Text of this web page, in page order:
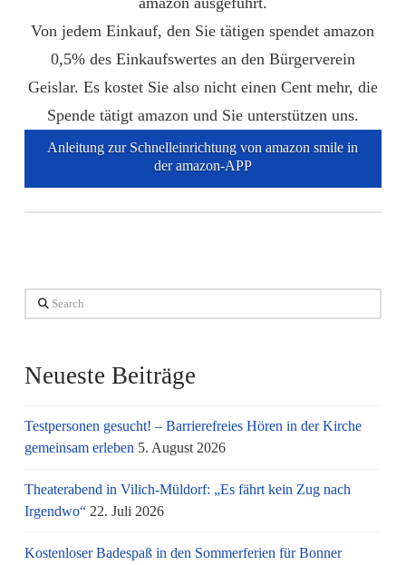
Von jedem Einkauf, den Sie tätigen spendet amazon
0,5% des Einkaufswertes an den Bürgerverein
Geislar. Es kostet Sie also nicht einen Cent mehr, die
Spende tätigt amazon und Sie unterstützen uns.
Anleitung zur Schnelleinrichtung von amazon smile in
der amazon-APP
Search
Neueste Beiträge
Testpersonen gesucht! – Barrierefreies Hören in der Kirche
gemeinsam erleben 5. August 2026
Theaterabend in Vilich-Müldorf: „Es fährt kein Zug nach
Irgendwo“ 22. Juli 2026
Kostenloser Badespaß in den Sommerferien für Bonner